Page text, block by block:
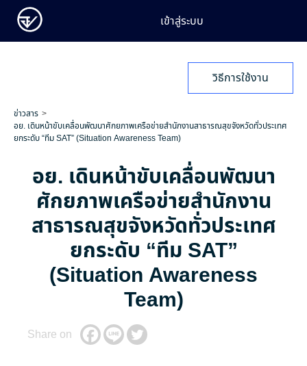
เข้าสู่ระบบ
วิธีการใช้งาน
ข่าวสาร
อย. เดินหน้าขับเคลื่อนพัฒนาศักยภาพเครือข่ายสำนักงานสาธารณสุขจังหวัดทั่วประเทศ
ยกระดับ “ทีม SAT” (Situation Awareness Team)
อย. เดินหน้าขับเคลื่อนพัฒนา
ศักยภาพเครือข่ายสำนักงาน
สาธารณสุขจังหวัดทั่วประเทศ
ยกระดับ “ทีม SAT”
(Situation Awareness
Team)
Share on